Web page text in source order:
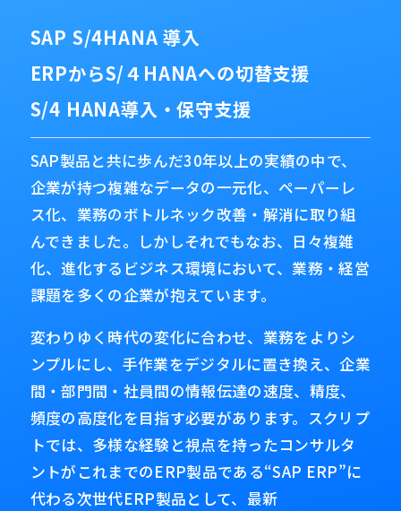
SAP S/4HANA 導入
ERPからS/４HANAへの切替支援
S/4 HANA導入・保守支援
SAP製品と共に歩んだ30年以上の実績の中で、
企業が持つ複雑なデータの一元化、ペーパーレ
ス化、業務のボトルネック改善・解消に取り組
んできました。しかしそれでもなお、日々複雑
化、進化するビジネス環境において、業務・経営
課題を多くの企業が抱えています。
変わりゆく時代の変化に合わせ、業務をよりシ
ンプルにし、手作業をデジタルに置き換え、企業
間・部門間・社員間の情報伝達の速度、精度、
頻度の高度化を目指す必要があります。スクリプ
トでは、多様な経験と視点を持ったコンサルタ
ントがこれまでのERP製品である“SAP ERP”に
代わる次世代ERP製品として、最新